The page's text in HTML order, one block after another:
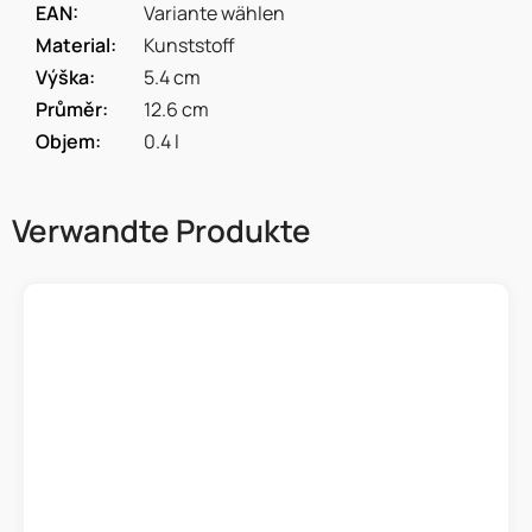
EAN:
Variante wählen
Material:
Kunststoff
Výška:
5.4 cm
Průměr:
12.6 cm
Objem: 0.4 l
Verwandte Produkte